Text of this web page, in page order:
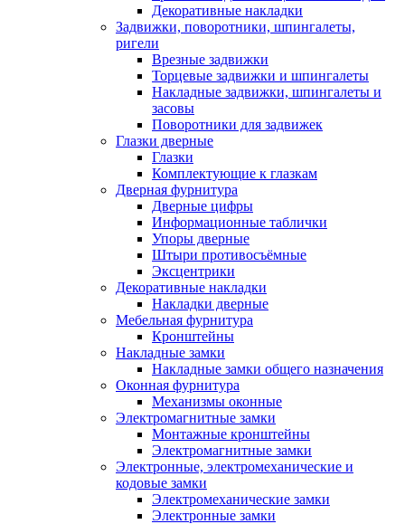
Декоративные накладки
Задвижки, поворотники, шпингалеты,
ригели
Врезные задвижки
Торцевые задвижки и шпингалеты
Накладные задвижки, шпингалеты и
засовы
Поворотники для задвижек
Глазки дверные
Глазки
Комплектующие к глазкам
Дверная фурнитура
Дверные цифры
Информационные таблички
Упоры дверные
Штыри противосъёмные
Эксцентрики
Декоративные накладки
Накладки дверные
Мебельная фурнитура
Кронштейны
Накладные замки
Накладные замки общего назначения
Оконная фурнитура
Механизмы оконные
Электромагнитные замки
Монтажные кронштейны
Электромагнитные замки
Электронные, электромеханические и
кодовые замки
Электромеханические замки
Электронные замки